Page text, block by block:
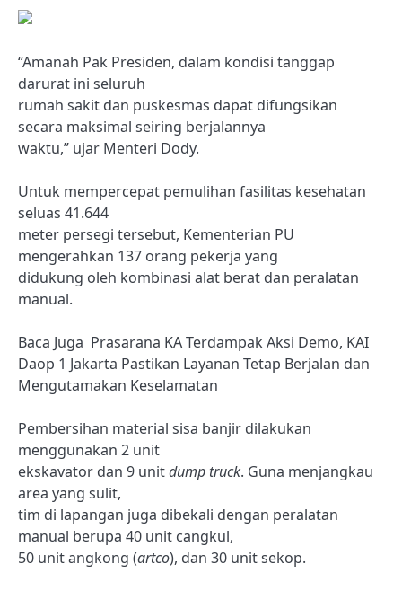
“Amanah Pak Presiden, dalam kondisi tanggap
darurat ini seluruh
rumah sakit dan puskesmas dapat difungsikan
secara maksimal seiring berjalannya
waktu,” ujar Menteri Dody.
Untuk mempercepat pemulihan fasilitas kesehatan
seluas 41.644
meter persegi tersebut, Kementerian PU
mengerahkan 137 orang pekerja yang
didukung oleh kombinasi alat berat dan peralatan
manual.
Baca Juga Prasarana KA Terdampak Aksi Demo, KAI
Daop 1 Jakarta Pastikan Layanan Tetap Berjalan dan
Mengutamakan Keselamatan
Pembersihan material sisa banjir dilakukan
menggunakan 2 unit
ekskavator dan 9 unitdump truck. Guna menjangkau
area yang sulit,
tim di lapangan juga dibekali dengan peralatan
manual berupa 40 unit cangkul,
50 unit angkong (artco), dan 30 unit sekop.